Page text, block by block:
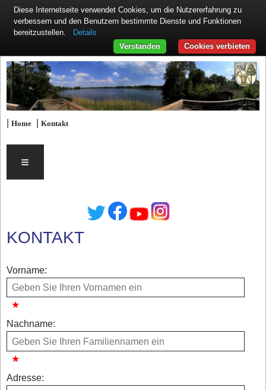
|Home |Kontakt
≡
KONTAKT
Vorname:
Nachname:
Adresse:
Diese Internetseite verwendet Cookies, um die Nutzererfahrung zu
verbessern und den Benutzern bestimmte Dienste und Funktionen
bereitzustellen.
Details
Cookies verbieten
Verstanden